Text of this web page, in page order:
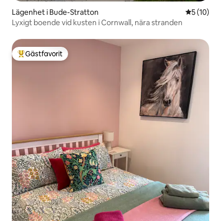
Lägenhet i Bude-Stratton 5 av 5 i
5 (10)
Lyxigt boende vid kusten i Cornwall, nära stranden
Populär gästfavorit
Gästfavorit